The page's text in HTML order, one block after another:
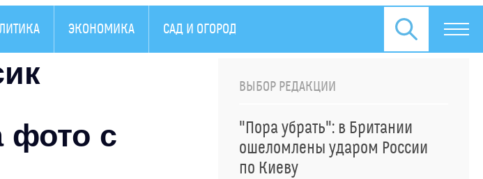
ЭКОНОМИКА САД И ОГОРОД ПРЕСС-РЕЛИЗЫ
фото с
ВЫБОР РЕДАКЦИИ
"Пора убрать": в Британии
ошеломлены ударом России
по Киеву